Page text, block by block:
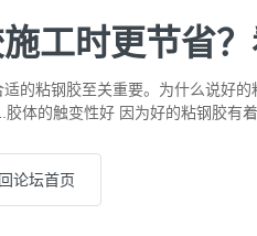
工时更节省
的粘钢胶至关重要。为什么说好
体的触变性好 因为好的粘钢胶有
论坛首页